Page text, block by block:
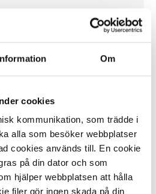
Om
cookies
kommunikation, som trädde i
alla som besöker webbplatser
cookies används till. En cookie
på din dator och som
hjälper webbplatsen att hålla
filer gör ingen skada på din
ca 1-2 dagar
+ KÖP